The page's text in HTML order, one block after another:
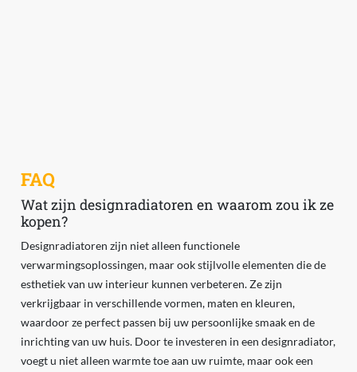
FAQ
Wat zijn designradiatoren en waarom zou ik ze
kopen?
Designradiatoren zijn niet alleen functionele
verwarmingsoplossingen, maar ook stijlvolle elementen die de
esthetiek van uw interieur kunnen verbeteren. Ze zijn
verkrijgbaar in verschillende vormen, maten en kleuren,
waardoor ze perfect passen bij uw persoonlijke smaak en de
inrichting van uw huis. Door te investeren in een designradiator,
voegt u niet alleen warmte toe aan uw ruimte, maar ook een